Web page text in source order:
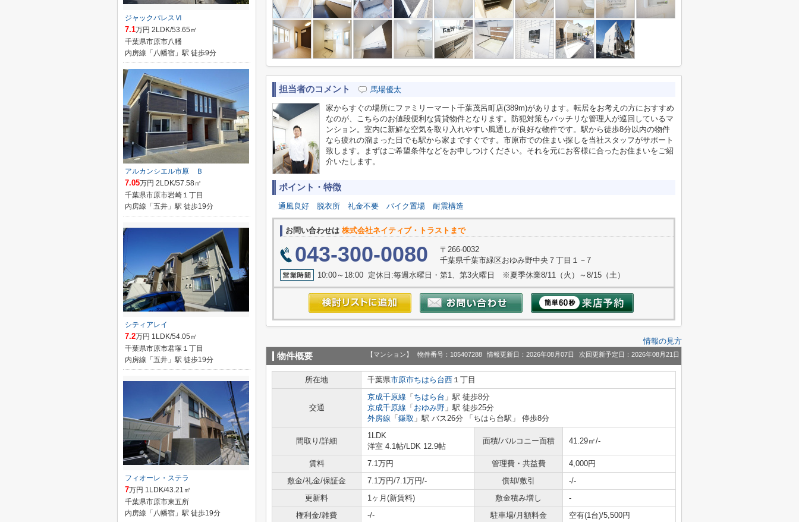
担当者のコメント 馬場優太
家からすぐの場所にファミリーマート千葉茂呂町店(389m)があります。転居をお考えの方におすすめ
なのが、こちらのお値段便利な賃貸物件となります。防犯対策もバッチリな管理人が巡回しているマ
ンション。室内に新鮮な空気を取り入れやすい風通しが良好な物件です。駅から徒歩8分以内の物件
なら疲れの溜まった日でも駅から家まですぐです。市原市での住まい探しを当社スタッフがサポート
致します。まずはご希望条件などをお申しつけください。それを元にお客様に合ったお住まいをご紹
介いたします。
ポイント・特徴
通風良好 脱衣所 礼金不要 バイク置場 耐震構造
お問い合わせは 株式会社ネイティブ・トラストまで
043-300-0080
〒266-0032
千葉県千葉市緑区おゆみ野中央７丁目１－7
10:00～18:00 定休日:毎週水曜日・第1、第3火曜日 ※夏季休業8/11（火）～8/15（土）
情報の見方
物件概要 【マンション】 物件番号：105407288 情報更新日：2026年08月07日 次回更新予定日：2026年08月21日
所在地 千葉県市原市ちはら台西 １丁目
交通
京成千原線 「 ちはら台 」駅 徒歩8分
京成千原線 「 おゆみ野 」駅 徒歩25分
外房線 「 鎌取 」駅 バス26分 「ちはら台駅」 停歩8分
間取り/詳細
1LDK
洋室 4.1帖/LDK 12.9帖
面積/バルコニー面積 41.29㎡/-
賃料 7.1万円 管理費・共益費
4,000円
敷金/礼金/保証金
7.1万円/7.1万円/- 償却/敷引
-/-
更新料
1ヶ月(新賃料) 敷金積み増し
-
権利金/雑費
-/- 駐車場/月額料金
空有(1台)/5,500円
ジャックパレスⅥ
7.1万円 2LDK/53.65㎡
千葉県市原市八幡
内房線「八幡宿」駅 徒歩9分
アルカンシエル市原 Ｂ
7.05万円 2LDK/57.58㎡
千葉県市原市岩崎１丁目
内房線「五井」駅 徒歩19分
シティアレイ
7.2万円 1LDK/54.05㎡
千葉県市原市君塚１丁目
内房線「五井」駅 徒歩19分
フィオーレ・ステラ
7万円 1LDK/43.21㎡
千葉県市原市東五所
内房線「八幡宿」駅 徒歩19分